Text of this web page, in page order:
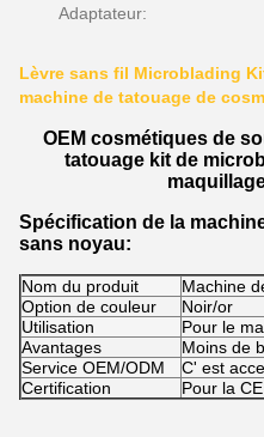
Adaptateur:
Lèvre sans fil Microblading
machine de tatouage de
OEM cosmétiques de
tatouage kit de
Spécification de la
sans noyau:
Nom du produit
Machine
Option de couleur
Noir/or
Utilisation
Pour le
Avantages
Moins de
Service OEM/ODM
C' est
Certification
Pour la CE